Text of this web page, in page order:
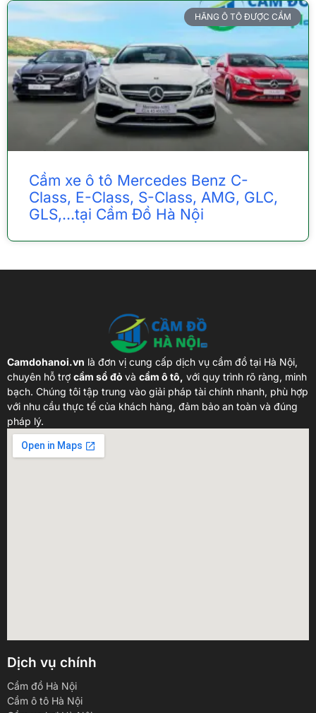
HÃNG Ô TÔ ĐƯỢC CẦM
Cầm xe ô tô Mercedes Benz C-
Class, E-Class, S-Class, AMG, GLC,
GLS,…tại Cầm Đồ Hà Nội
Camdohanoi.vn là đơn vị cung cấp dịch vụ cầm đồ tại Hà Nội,
chuyên hỗ trợ cầm sổ đỏ và cầm ô tô, với quy trình rõ ràng, minh
bạch. Chúng tôi tập trung vào giải pháp tài chính nhanh, phù hợp
với nhu cầu thực tế của khách hàng, đảm bảo an toàn và đúng
pháp lý.
Dịch vụ chính
Cầm đồ Hà Nội
Cầm ô tô Hà Nội